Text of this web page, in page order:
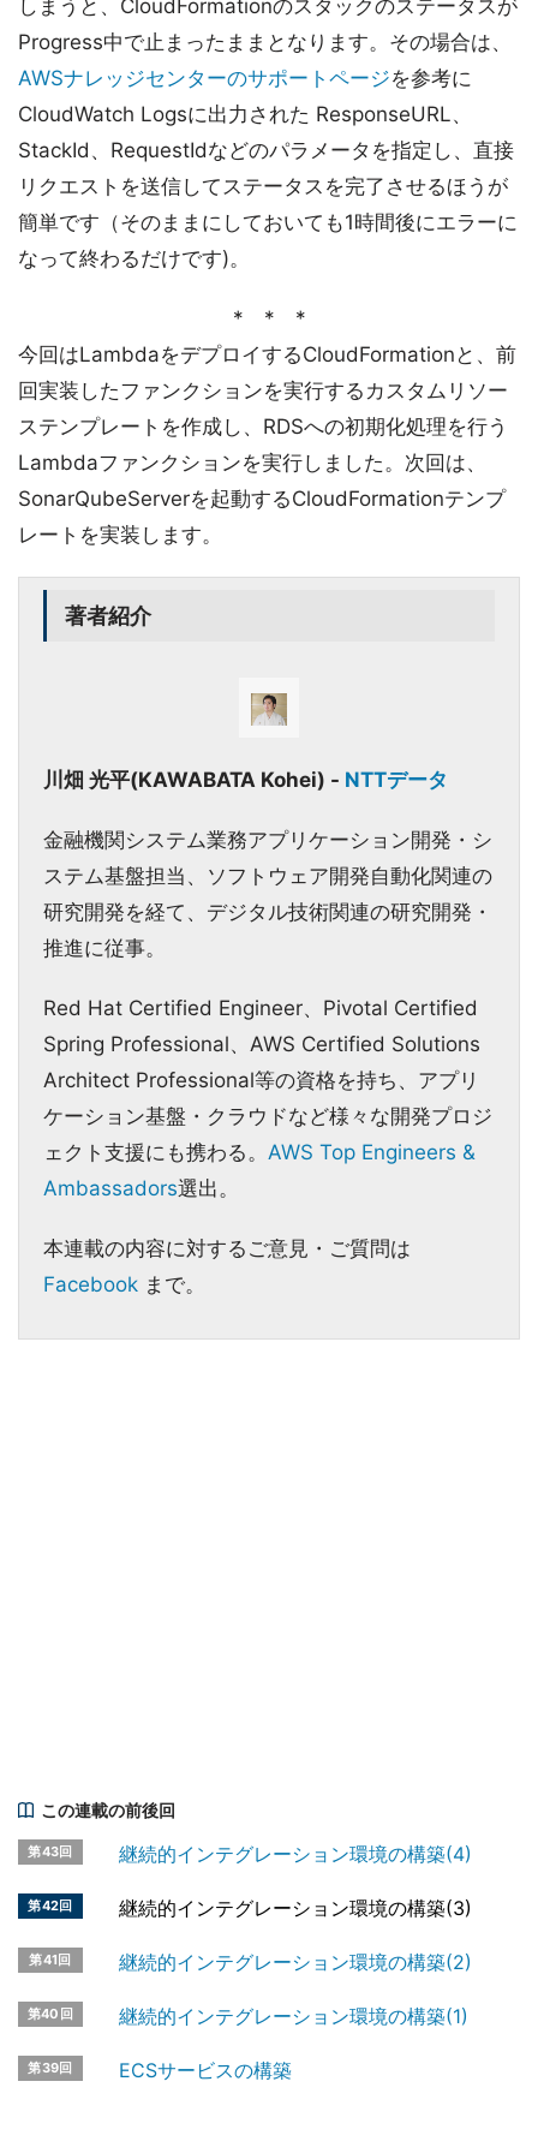
しまうと、CloudFormationのスタックのステータスが
Progress中で止まったままとなります。その場合は、
AWSナレッジセンターのサポートページを参考に
CloudWatch Logsに出力された ResponseURL、
StackId、RequestIdなどのパラメータを指定し、直接
リクエストを送信してステータスを完了させるほうが
簡単です（そのままにしておいても1時間後にエラーに
なって終わるだけです)。
* * *
今回はLambdaをデプロイするCloudFormationと、前
回実装したファンクションを実行するカスタムリソー
ステンプレートを作成し、RDSへの初期化処理を行う
Lambdaファンクションを実行しました。次回は、
SonarQubeServerを起動するCloudFormationテンプ
レートを実装します。
著者紹介
川畑 光平(KAWABATA Kohei) - NTTデータ
金融機関システム業務アプリケーション開発・シ
ステム基盤担当、ソフトウェア開発自動化関連の
研究開発を経て、デジタル技術関連の研究開発・
推進に従事。
Red Hat Certified Engineer、Pivotal Certified
Spring Professional、AWS Certified Solutions
Architect Professional等の資格を持ち、アプリ
ケーション基盤・クラウドなど様々な開発プロジ
ェクト支援にも携わる。 AWS Top Engineers &
Ambassadors選出。
本連載の内容に対するご意見・ご質問は
Facebook まで。
この連載の前後回
第43回 継続的インテグレーション環境の構築(4)
第42回 継続的インテグレーション環境の構築(3)
第41回 継続的インテグレーション環境の構築(2)
第40回 継続的インテグレーション環境の構築(1)
第39回 ECSサービスの構築